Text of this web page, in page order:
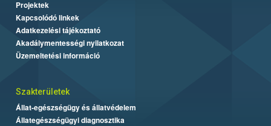
Projektek
Kapcsolódó linkek
Adatkezelési tájékoztató
Akadálymentességi nyilatkozat
Üzemeltetési információ
Szakterületek
Állat-egészségügy és állatvédelem
Állategészségügyi diagnosztika